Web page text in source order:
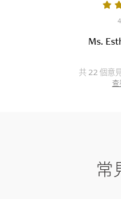
Ms.
共 22 個意
常